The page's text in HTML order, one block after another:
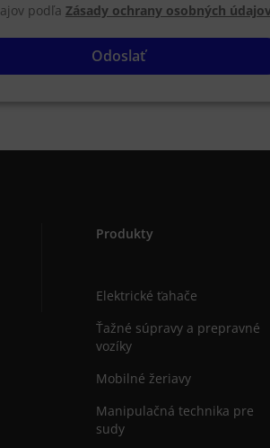
podľa Zásady ochrany osobných
Odoslať
Produkty
Elektrické ťahače
Ťažné súpravy a prepravné
vozíky
Mobilné žeriavy
Manipulačná technika pre
sudy